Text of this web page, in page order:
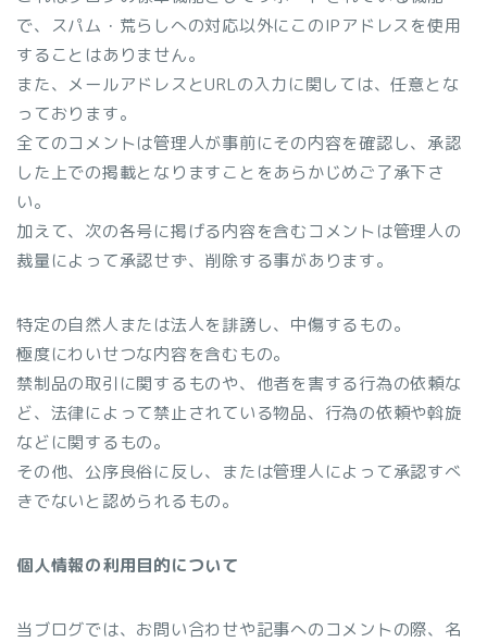
で、スパム・荒らしへの対応以外にこのIPアドレスを使用
することはありません。
また、メールアドレスとURLの入力に関しては、任意とな
っております。
全てのコメントは管理人が事前にその内容を確認し、承認
した上での掲載となりますことをあらかじめご了承下さ
い。
加えて、次の各号に掲げる内容を含むコメントは管理人の
裁量によって承認せず、削除する事があります。
特定の自然人または法人を誹謗し、中傷するもの。
極度にわいせつな内容を含むもの。
禁制品の取引に関するものや、他者を害する行為の依頼な
ど、法律によって禁止されている物品、行為の依頼や斡旋
などに関するもの。
その他、公序良俗に反し、または管理人によって承認すべ
きでないと認められるもの。
個人情報の利用目的について
当ブログでは、お問い合わせや記事へのコメントの際、名